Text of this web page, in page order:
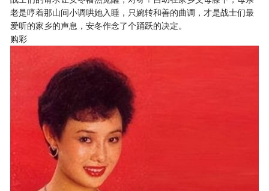
老是哼着那山间小调哄她入睡，只婉转和善的曲调，才是战士们最
爱听的家乡的声息，安冬作念了个踊跃的决定。
购彩